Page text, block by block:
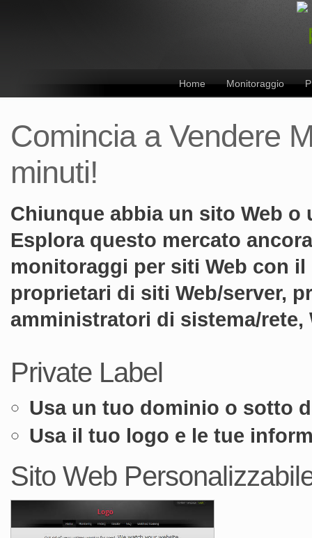
Home Monitoraggio
Comincia a Vendere
minuti!
Chiunque abbia un sito Web
Esplora questo mercato
monitoraggi per siti Web con
proprietari di siti Web/server,
amministratori di sistema/
Private Label
Usa un tuo dominio o sotto
Usa il tuo logo e le tue
Sito Web